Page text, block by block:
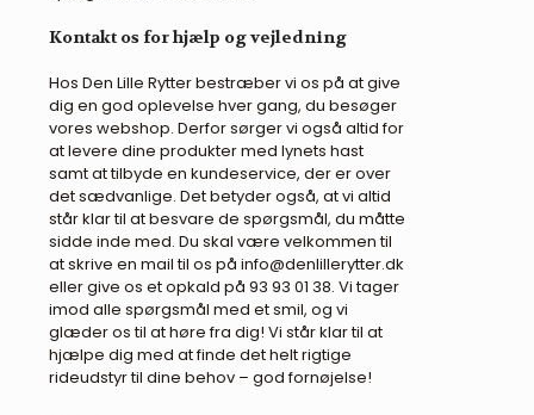
Kontakt os for hjælp og vejledning
Hos Den Lille Rytter bestræber vi os på at give
dig en god oplevelse hver gang, du besøger
vores webshop. Derfor sørger vi også altid for
at levere dine produkter med lynets hast
samt at tilbyde en kundeservice, der er over
det sædvanlige. Det betyder også, at vi altid
står klar til at besvare de spørgsmål, du måtte
sidde inde med. Du skal være velkommen til
at skrive en mail til os på info@denlillerytter.dk
eller give os et opkald på 93 93 01 38. Vi tager
imod alle spørgsmål med et smil, og vi
glæder os til at høre fra dig! Vi står klar til at
hjælpe dig med at finde det helt rigtige
rideudstyr til dine behov – god fornøjelse!